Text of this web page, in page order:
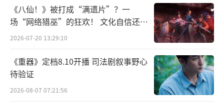
《八仙！》被打成“满遗片”？一
场“网络猎巫”的狂欢！ 文化自信还是
焦虑？
2026-07-20 13:29:10
《重器》定档8.10开播 司法剧叙事野心
待验证
2026-08-07 07:21:56